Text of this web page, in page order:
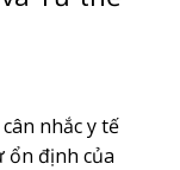
nhắc y tế
ổn định của